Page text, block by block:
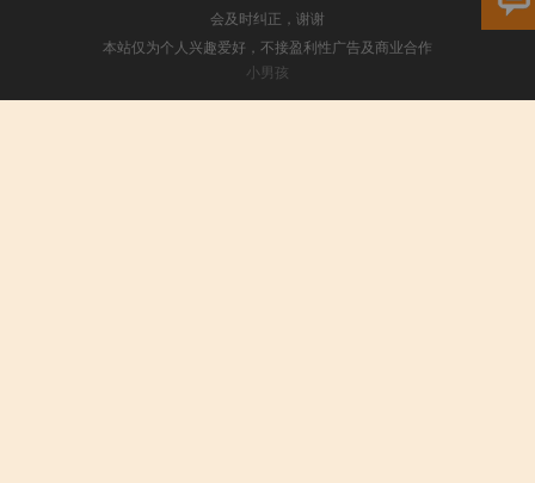
会及时纠正，谢谢
本站仅为个人兴趣爱好，不接盈利性广告及商业合作
小男孩